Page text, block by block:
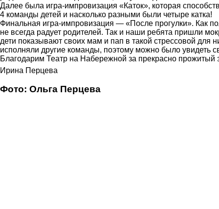
Далее была игра-импровизация «Каток», которая
4 команды детей и насколько разными были четыре катка!
Финальная игра-импровизация — «После прогулки». Как
не всегда радует родителей. Так и наши ребята пришли
дети показывают своих мам и пап в такой стрессовой для
исполняли другие команды, поэтому можно было увидеть
Благодарим Театр на Набережной за прекрасно прожитый
Ирина Перцева
Фото: Ольга Перцева